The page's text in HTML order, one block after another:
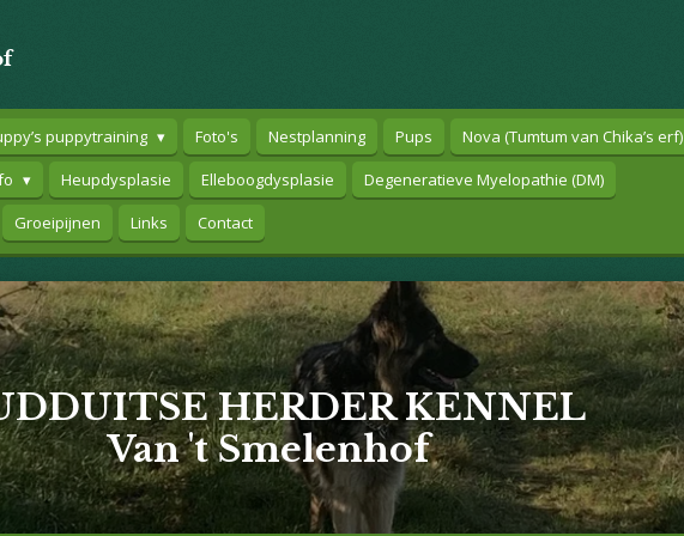
puppytraining Foto's Nestplanning Pups
Nova (Tumtum van Chika’s erf)
Heupdysplasie Elleboogdysplasie
Degeneratieve Myelopathie (DM)
Groeipijnen Links Contact
HERDER KENNEL
Van 't Smelenhof